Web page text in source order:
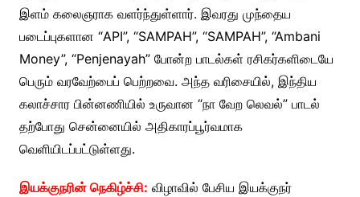
இளம் கலைஞராக வளர்ந்துள்ளார். இவரது முந்தைய
படைப்புகளான “API”, “SAMPAH”, “SAMPAH”, “Ambani
Money”, “Penjenayah” போன்ற பாடல்கள் ரசிகர்களிடையே
பெரும் வரவேற்பைப் பெற்றவை. அந்த வரிசையில், இந்திய
கலாச்சார பின்னணியில் உருவான “நா வேற லெவல்” பாடல்
தற்போது சென்னையில் அதிகாரப்பூர்வமாக
வெளியிடப்பட்டுள்ளது.
இயக்குநரின் நெகிழ்ச்சி: விழாவில் பேசிய இயக்குநர்